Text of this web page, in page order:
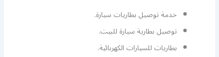
خدمة توصيل بطاريات سيارة.
توصيل بطارية سيارة للبيت.
بطاريات للسيارات الكهربائية.